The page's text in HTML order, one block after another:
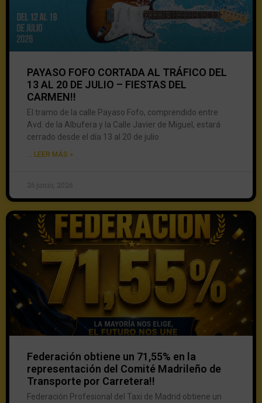
PAYASO FOFO CORTADA AL TRÁFICO DEL
13 AL 20 DE JULIO – FIESTAS DEL
CARMEN!!
El tramo de la calle Payaso Fofo, comprendido entre
Avd. de la Albufera y la Calle Javier de Miguel, estará
cerrado desde el día 13 al 20 de julio
... LEER MÁS »
26 junio, 2026
Federación obtiene un 71,55% en la
representación del Comité Madrileño de
Transporte por Carretera!!
Federación Profesional del Taxi de Madrid obtiene un